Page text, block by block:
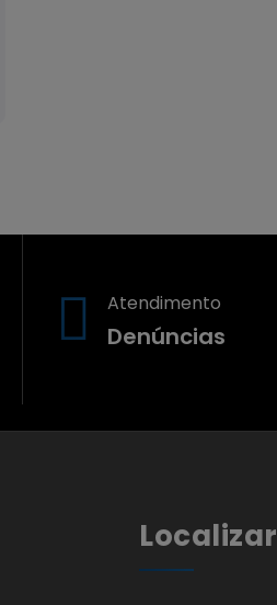
Atendimento
Denúncias
Localizar